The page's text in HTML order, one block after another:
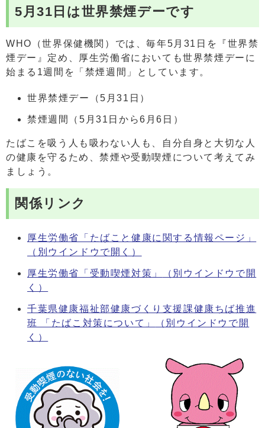
5月31日は世界禁煙デーです
WHO（世界保健機関）では、毎年5月31日を『世界禁
煙デー』定め、厚生労働省においても世界禁煙デーに
始まる1週間を「禁煙週間」としています。
世界禁煙デー（5月31日）
禁煙週間（5月31日から6月6日）
たばこを吸う人も吸わない人も、自分自身と大切な人
の健康を守るため、禁煙や受動喫煙について考えてみ
ましょう。
関係リンク
厚生労働省「たばこと健康に関する情報ページ」
（別ウインドウで開く）
厚生労働省「受動喫煙対策」
（別ウインドウで開
く）
千葉県健康福祉部健康づくり支援課健康ちば推進
班 「たばこ対策について」
（別ウインドウで開
く）